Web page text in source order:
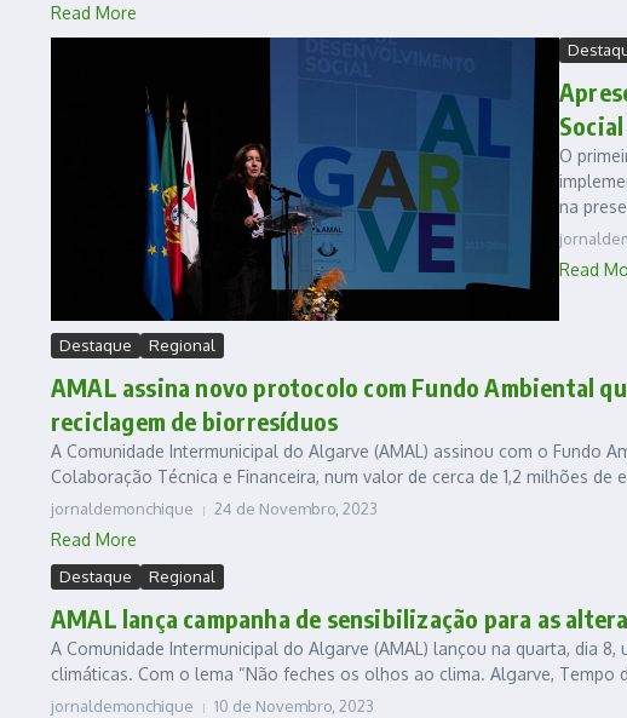
Read More
O
na
Read
Destaque Regional
AMAL assina novo protocolo com Fundo Ambiental
reciclagem de biorresíduos
A Comunidade Intermunicipal do Algarve (AMAL) assinou com o Fundo
Colaboração Técnica e Financeira, num valor de cerca de 1,2 milhões de
jornaldemonchique 24 de Novembro, 2023
Read More
Destaque Regional
AMAL lança campanha de sensibilização para as
A Comunidade Intermunicipal do Algarve (AMAL) lançou na quarta, dia
climáticas. Com o lema “Não feches os olhos ao clima. Algarve, Tempo
jornaldemonchique 10 de Novembro, 2023